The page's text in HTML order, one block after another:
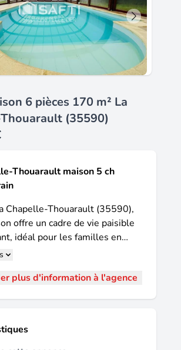
6 pièces 170 m² La
(35590)
Thouarault maison 5 ch
Chapelle-Thouarault (35590),
offre un cadre de vie paisible
idéal pour les familles en
Proche des
bénéficie d'un accès
maison de 170 m² sur un
m² propose 6 pièces, dont
plus d'information à l'agence